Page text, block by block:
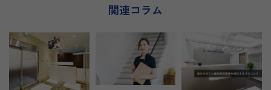
関連コラム